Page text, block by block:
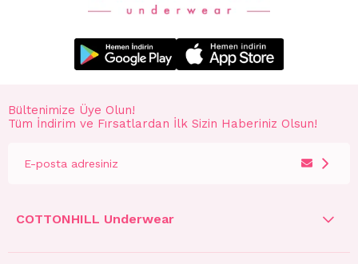
Bültenimize Üye Olun!
Tüm İndirim ve Fırsatlardan İlk Sizin Haberiniz Olsun!
COTTONHILL Underwear